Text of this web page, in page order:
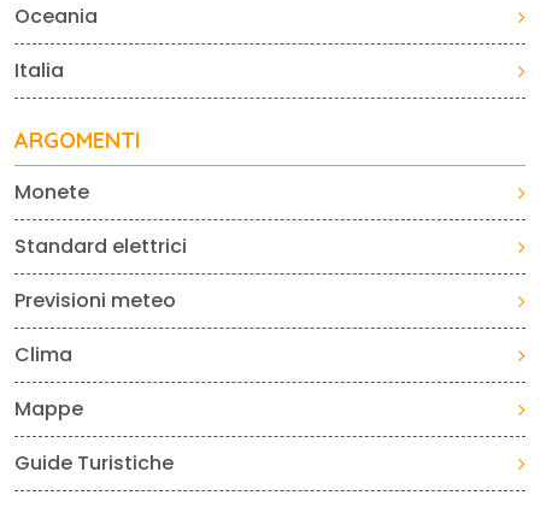
Oceania
Italia
ARGOMENTI
Monete
Standard elettrici
Previsioni meteo
Clima
Mappe
Guide Turistiche